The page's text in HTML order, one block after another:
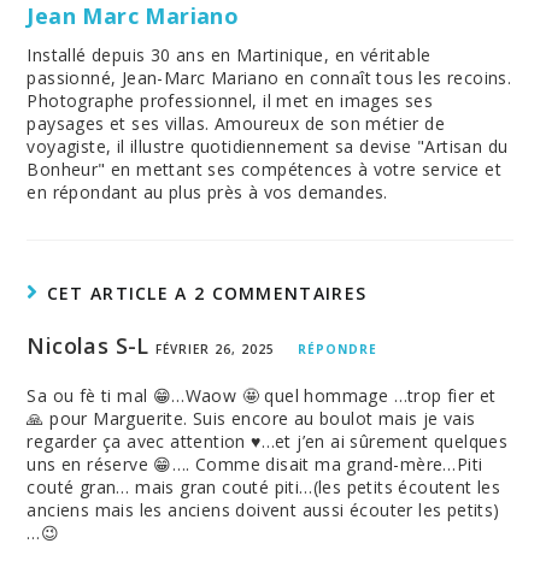
Jean Marc Mariano
Installé depuis 30 ans en Martinique, en véritable
passionné, Jean-Marc Mariano en connaît tous les recoins.
Photographe professionnel, il met en images ses
paysages et ses villas. Amoureux de son métier de
voyagiste, il illustre quotidiennement sa devise "Artisan du
Bonheur" en mettant ses compétences à votre service et
en répondant au plus près à vos demandes.
CET ARTICLE A 2 COMMENTAIRES
Nicolas S-LFÉVRIER 26, 2025 RÉPONDRE
Sa ou fè ti mal 😁…Waow 🤩 quel hommage …trop fier et
🙏 pour Marguerite. Suis encore au boulot mais je vais
regarder ça avec attention ♥️…et j’en ai sûrement quelques
uns en réserve 😁…. Comme disait ma grand-mère…Piti
couté gran… mais gran couté piti…(les petits écoutent les
anciens mais les anciens doivent aussi écouter les petits)
…😉